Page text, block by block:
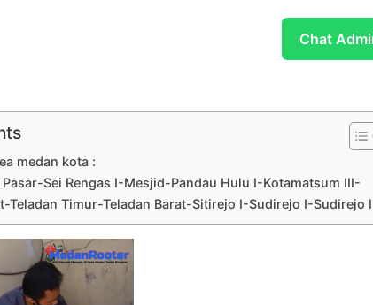
Chat
medan kota :
Sei Rengas I-Mesjid-Pandau Hulu I-Kotamatsum III-
Teladan Timur-Teladan Barat-Sitirejo I-Sudirejo I-Sudirejo